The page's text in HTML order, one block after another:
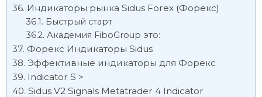
Индикаторы рынка Sidus Forex (Форекс)
Быстрый старт
Академия FiboGroup это:
Форекс Индикаторы Sidus
Эффективные индикаторы для Форекс
Indicator S >
Sidus V2 Signals Metatrader 4 Indicator